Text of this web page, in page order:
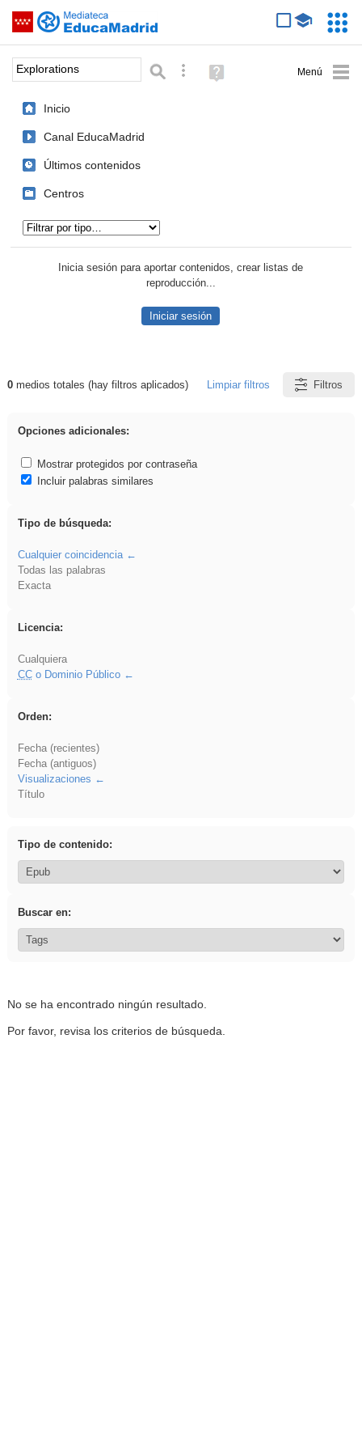
Saltar navegación
Palabra o frase: Búsqueda avanzada
Ayuda
(en
Inicio
Canal EducaMadrid
Últimos contenidos
Centros
Inicia sesión para aportar contenidos, crear listas de
reproducción...
Iniciar sesión
Resultados de: Explorations
0medios totales (hay filtros aplicados) Limpiar filtros Filtros
Opciones adicionales:
Mostrar protegidos por contraseña
Incluir palabras similares
Tipo de búsqueda:
Cualquier coincidencia
Todas las palabras
Exacta
Licencia:
Cualquiera
CCo Dominio Público
Orden:
Fecha (recientes)
Fecha (antiguos)
Visualizaciones
Título
Tipo de contenido:
Buscar en:
No se ha encontrado ningún resultado.
Por favor, revisa los criterios de búsqueda.